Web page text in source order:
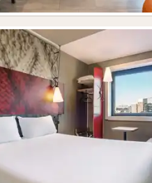
Vorheriges Bild